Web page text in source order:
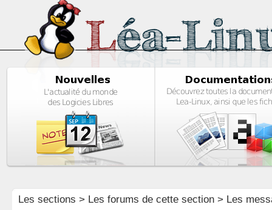
Les sections > Les forums de cette section> Les